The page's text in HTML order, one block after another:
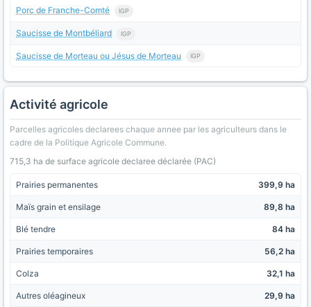
Porc de Franche-Comté IGP
Saucisse de Montbéliard IGP
Saucisse de Morteau ou Jésus de Morteau IGP
Activité agricole
Parcelles agricoles declarees chaque annee par les agriculteurs dans le
cadre de la Politique Agricole Commune.
715,3 ha de surface agricole declaree déclarée (PAC)
Prairies permanentes 399,9 ha
Maïs grain et ensilage 89,8 ha
Blé tendre 84 ha
Prairies temporaires 56,2 ha
Colza 32,1 ha
Autres oléagineux 29,9 ha